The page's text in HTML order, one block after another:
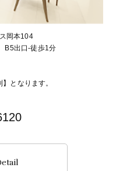
岡本104
B5出口-徒歩1分
となります。